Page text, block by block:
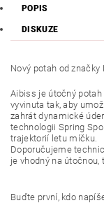
POPIS
DISKUZE
Nový potah od značky
Aibiss je útočný
vyvinuta tak, aby
zahrát dynamické
technologii Spring
trajektorií letu míčku.
Doporučujeme
je vhodný na útočnou,
Buďte první, kdo